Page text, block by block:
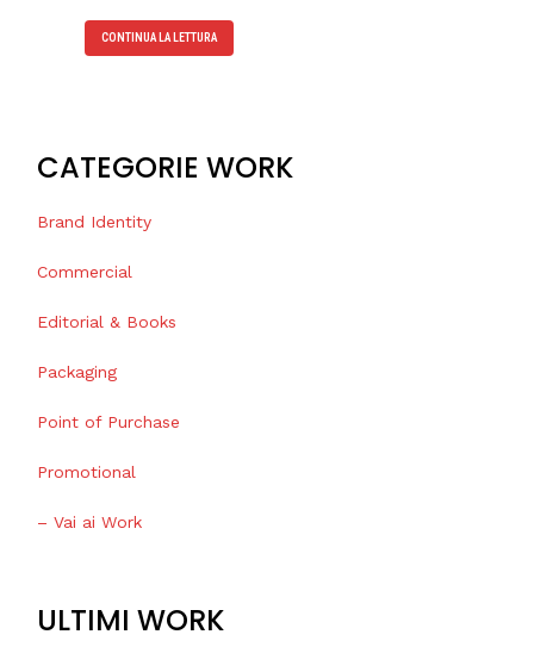
CONTINUA LA LETTURA
CATEGORIE WORK
Brand Identity
Commercial
Editorial & Books
Packaging
Point of Purchase
Promotional
– Vai ai Work
ULTIMI WORK